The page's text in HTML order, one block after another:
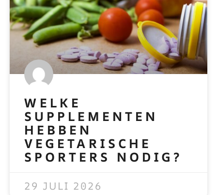
WELKE
SUPPLEMENTEN
HEBBEN
VEGETARISCHE
SPORTERS NODIG?
29 JULI 2026